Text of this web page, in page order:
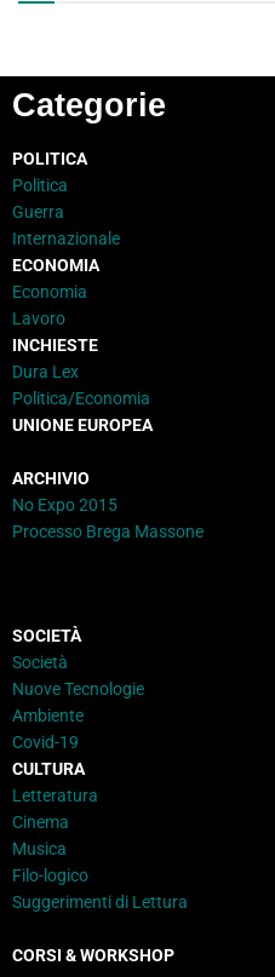
Categorie
POLITICA
Politica
Guerra
Internazionale
ECONOMIA
Economia
Lavoro
INCHIESTE
Dura Lex
Politica/Economia
UNIONE EUROPEA
ARCHIVIO
No Expo 2015
Processo Brega Massone
SOCIETÀ
Società
Nuove Tecnologie
Ambiente
Covid-19
CULTURA
Letteratura
Cinema
Musica
Filo-logico
Suggerimenti di Lettura
CORSI & WORKSHOP